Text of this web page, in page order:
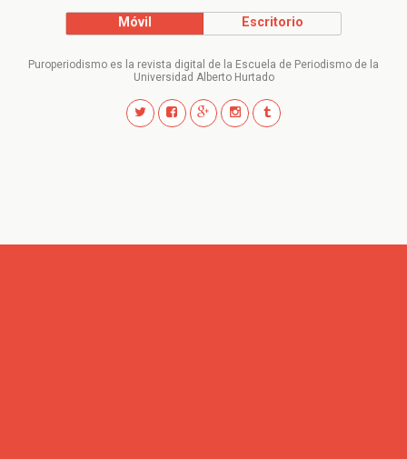
Móvil Escritorio
Puroperiodismo es la revista digital de la Escuela de Periodismo de la
Universidad Alberto Hurtado